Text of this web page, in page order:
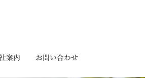
案内 お問い合わせ